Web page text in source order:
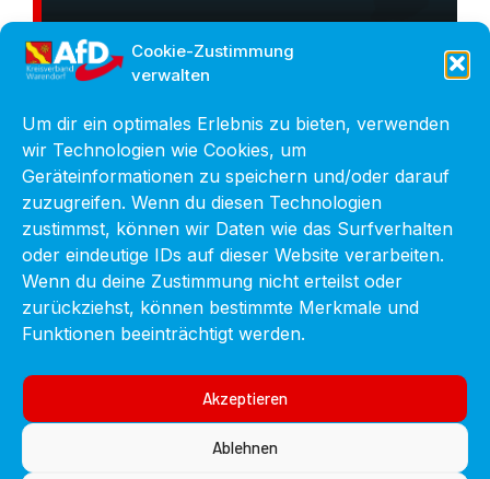
Cookie-Zustimmung
verwalten
Um dir ein optimales Erlebnis zu bieten, verwenden
wir Technologien wie Cookies, um
Geräteinformationen zu speichern und/oder darauf
zuzugreifen. Wenn du diesen Technologien
zustimmst, können wir Daten wie das Surfverhalten
oder eindeutige IDs auf dieser Website verarbeiten.
Wenn du deine Zustimmung nicht erteilst oder
zurückziehst, können bestimmte Merkmale und
Funktionen beeinträchtigt werden.
Akzeptieren
Ablehnen